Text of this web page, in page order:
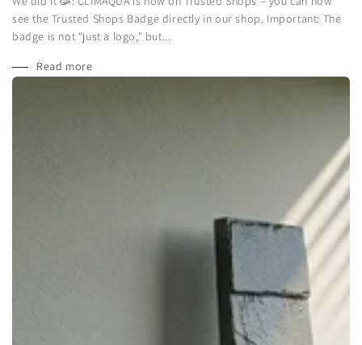
see the Trusted Shops Badge directly in our shop. Important: The
badge is not "just a logo," but...
Read more